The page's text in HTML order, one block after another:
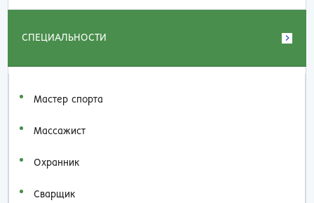
СПЕЦИАЛЬНОСТИ
Мастер спорта
Массажист
Охранник
Сварщик